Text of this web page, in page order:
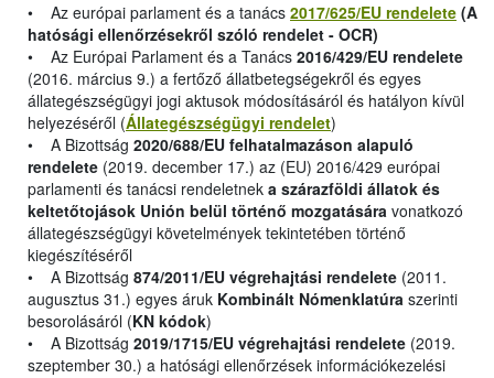
• Az európai parlament és a tanács 2017/625/EU rendelete (A
hatósági ellenőrzésekről szóló rendelet - OCR)
• Az Európai Parlament és a Tanács 2016/429/EU rendelete
(2016. március 9.) a fertőző állatbetegségekről és egyes
állategészségügyi jogi aktusok módosításáról és hatályon kívül
helyezéséről (Állategészségügyi rendelet)
• A Bizottság 2020/688/EU felhatalmazáson alapuló
rendelete (2019. december 17.) az (EU) 2016/429 európai
parlamenti és tanácsi rendeletnek a szárazföldi állatok és
keltetőtojások Unión belül történő mozgatására vonatkozó
állategészségügyi követelmények tekintetében történő
kiegészítéséről
• A Bizottság 874/2011/EU végrehajtási rendelete (2011.
augusztus 31.) egyes áruk Kombinált Nómenklatúra szerinti
besorolásáról (KN kódok)
• A Bizottság 2019/1715/EU végrehajtási rendelete (2019.
szeptember 30.) a hatósági ellenőrzések információkezelési